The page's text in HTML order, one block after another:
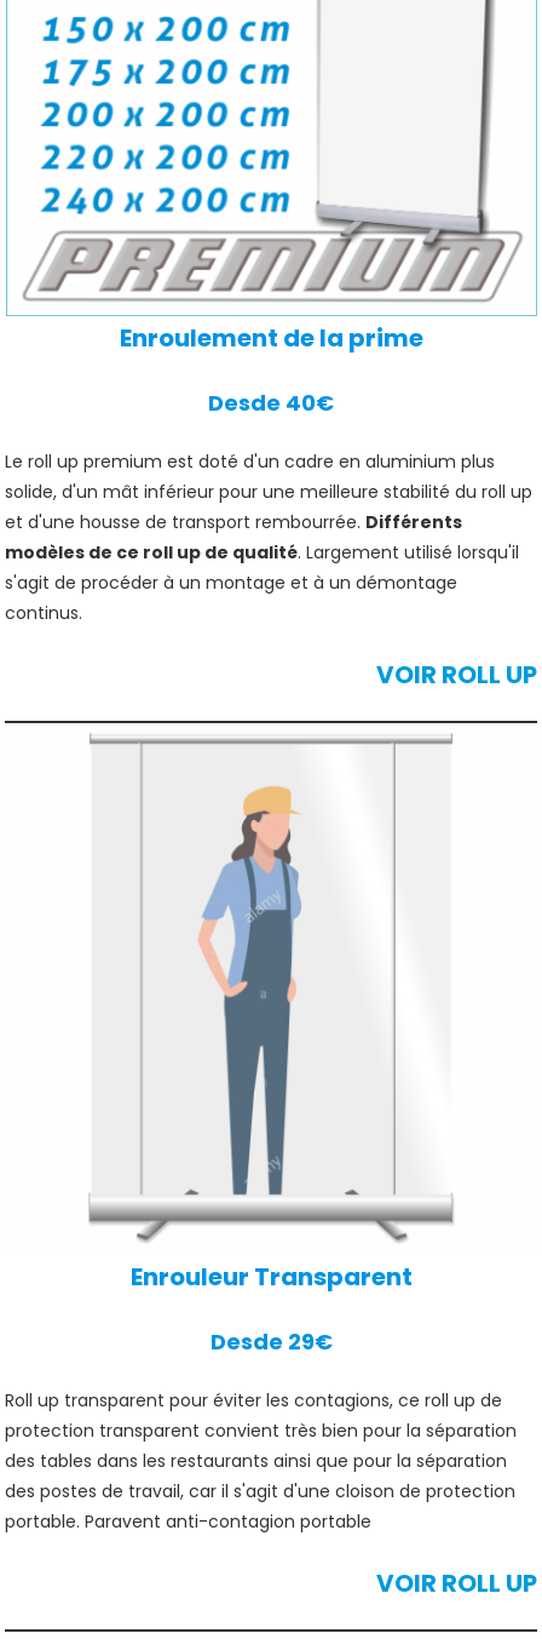
Enroulement de la prime
Desde 40€
Le roll up premium est doté d'un cadre en aluminium plus
solide, d'un mât inférieur pour une meilleure stabilité du roll up
et d'une housse de transport rembourrée. Différents
modèles de ce roll up de qualité. Largement utilisé lorsqu'il
s'agit de procéder à un montage et à un démontage
continus.
VOIR ROLL UP
Enrouleur Transparent
Desde 29€
Roll up transparent pour éviter les contagions, ce roll up de
protection transparent convient très bien pour la séparation
des tables dans les restaurants ainsi que pour la séparation
des postes de travail, car il s'agit d'une cloison de protection
portable. Paravent anti-contagion portable
VOIR ROLL UP